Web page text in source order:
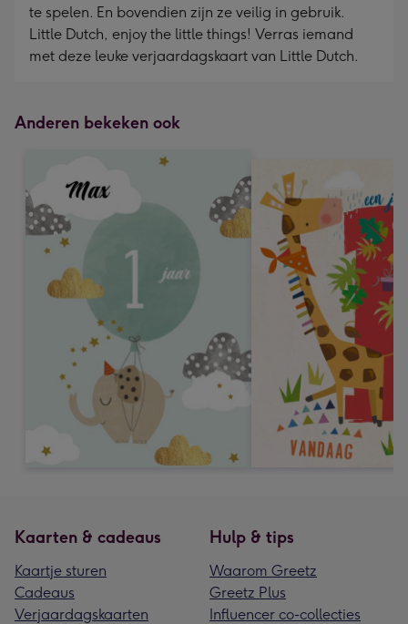
te spelen. En bovendien zijn ze veilig in gebruik.
Little Dutch, enjoy the little things! Verras iemand
met deze leuke verjaardagskaart van Little Dutch.
Anderen bekeken ook
Kaarten & cadeaus
Kaartje sturen
Cadeaus
Verjaardagskaarten
Hulp & tips
Waarom Greetz
Greetz Plus
Influencer co-collecties